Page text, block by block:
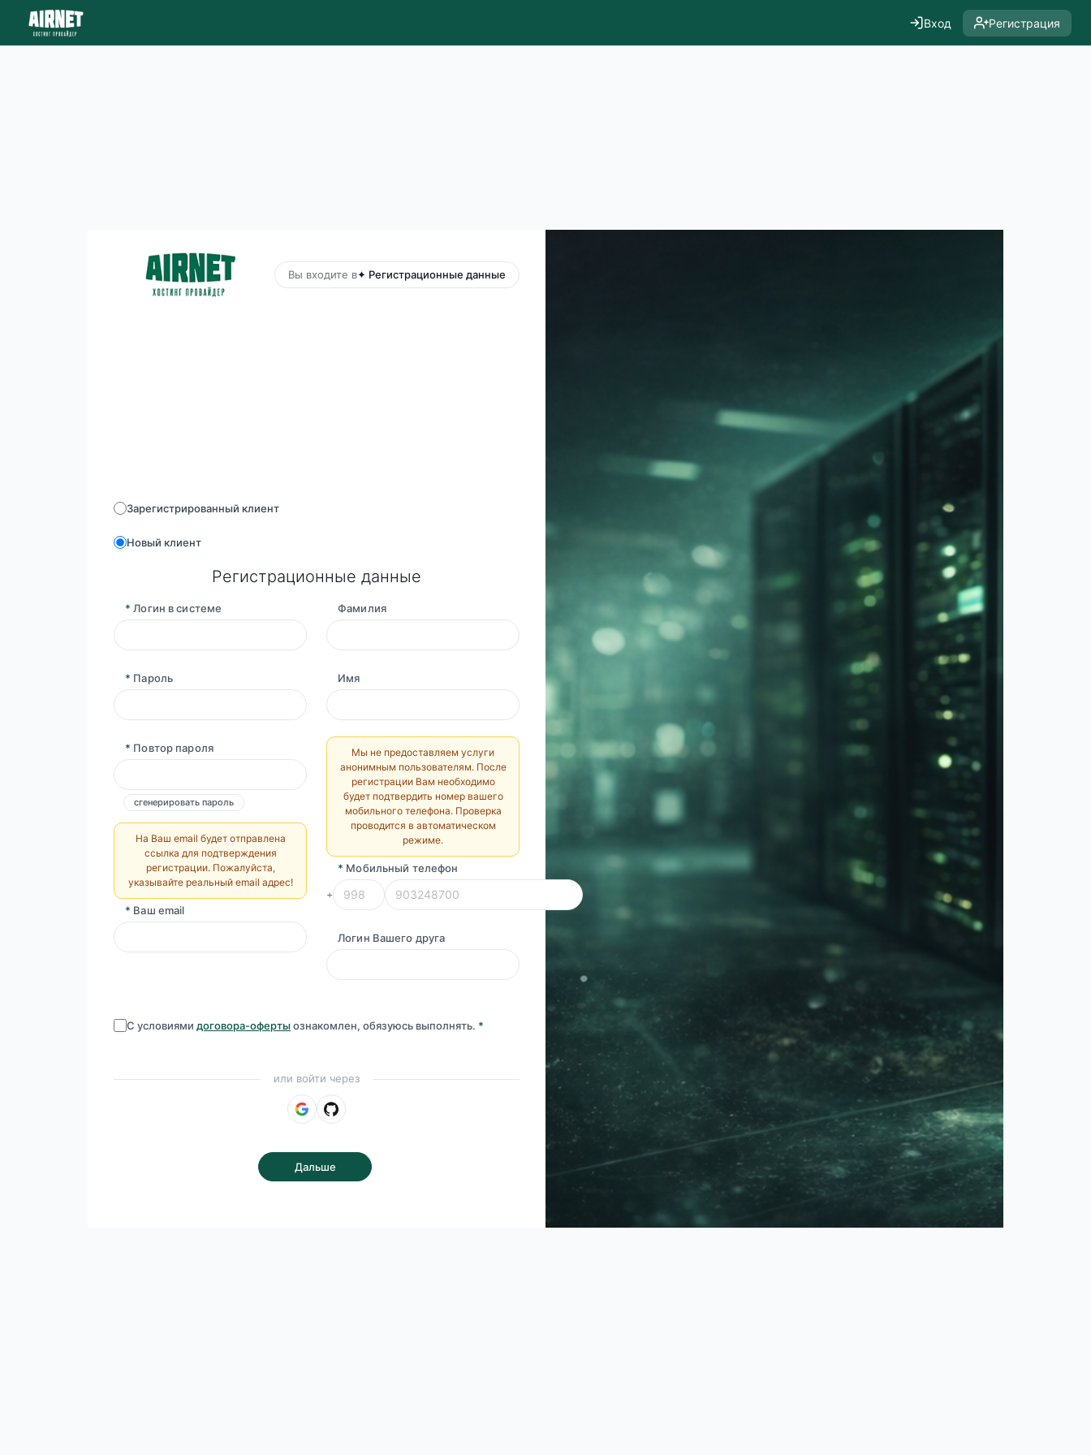
Вход Регистрация
Вы входите в✦ Регистрационные данные
Зарегистрированный клиент
Новый клиент
Регистрационные данные
* Логин в системе
* Пароль
* Повтор пароля
сгенерировать пароль
На Ваш email будет отправлена
ссылка для подтверждения
регистрации. Пожалуйста,
указывайте реальный email адрес!
* Ваш email
Фамилия
Имя
Мы не предоставляем услуги
анонимным пользователям. После
регистрации Вам необходимо
будет подтвердить номер вашего
мобильного телефона. Проверка
проводится в автоматическом
режиме.
* Мобильный телефон
+
Логин Вашего друга
С условиями договора-офертыознакомлен, обязуюсь выполнять. *
или войти через